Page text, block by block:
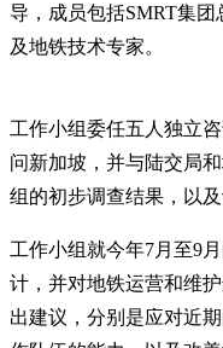
导，成员包括SMRT集
及地铁技术专家。
工作小组委任五人独立
问新加坡，并与陆交局
组的初步调查结果，以
工作小组就今年7月至9
计，并对地铁运营和维
出建议，分别是应对近